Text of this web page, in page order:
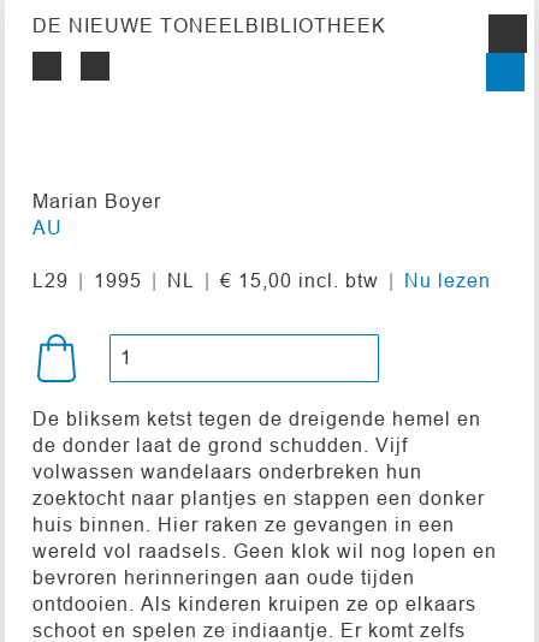
DE NIEUWE TONEELBIBLIOTHEEK
Marian Boyer
AU
L29 1995 NL € 15,00 incl. btw Nu lezen
De bliksem ketst tegen de dreigende hemel en
de donder laat de grond schudden. Vijf
volwassen wandelaars onderbreken hun
zoektocht naar plantjes en stappen een donker
huis binnen. Hier raken ze gevangen in een
wereld vol raadsels. Geen klok wil nog lopen en
bevroren herinneringen aan oude tijden
ontdooien. Als kinderen kruipen ze op elkaars
schoot en spelen ze indiaantje. Er komt zelfs